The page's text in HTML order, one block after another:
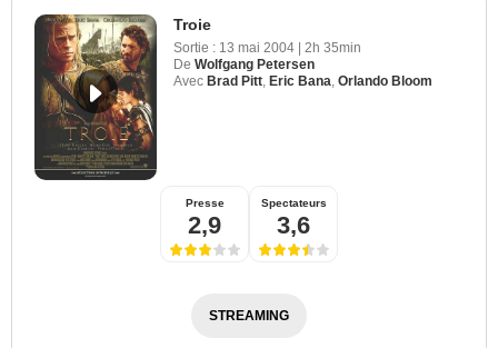
Troie
Sortie : 13 mai 2004 | 2h 35min
De Wolfgang Petersen
Avec Brad Pitt Eric Bana Orlando Bloom
Presse
2,9
Spectateurs
3,6
STREAMING